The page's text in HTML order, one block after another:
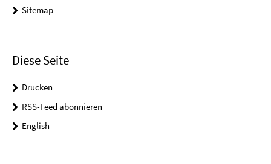
Sitemap
Diese Seite
Drucken
RSS-Feed abonnieren
English